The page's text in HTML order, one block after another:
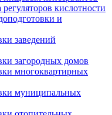
кислотности
и
заведений
загородных домов
многоквартирных
муниципальных